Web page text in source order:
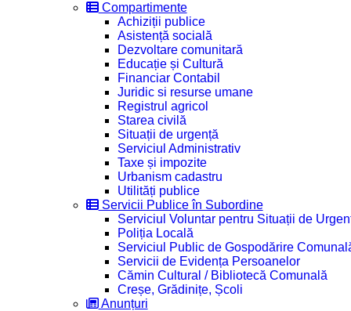
Compartimente
Achiziții publice
Asistență socială
Dezvoltare comunitară
Educație și Cultură
Financiar Contabil
Juridic si resurse umane
Registrul agricol
Starea civilă
Situații de urgență
Serviciul Administrativ
Taxe și impozite
Urbanism cadastru
Utilități publice
Servicii Publice în Subordine
Serviciul Voluntar pentru Situații de
Poliția Locală
Serviciul Public de Gospodărire
Servicii de Evidența Persoanelor
Cămin Cultural / Bibliotecă Comunală
Creșe, Grădinițe, Școli
Anunțuri